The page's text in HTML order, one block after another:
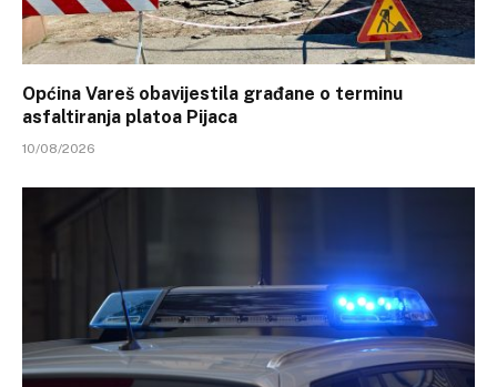
Općina Vareš obavijestila građane o terminu
asfaltiranja platoa Pijaca
10/08/2026